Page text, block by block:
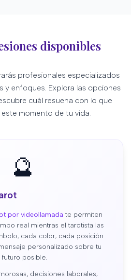
disponibles
profesionales especializados
y enfoques. Explora las opciones
cuál resuena con lo que
momento de tu vida.
🔮
por videollamada te permiten
real mientras el tarotista las
cada color, cada posición
personalizado sobre tu
posible.
decisiones laborales,